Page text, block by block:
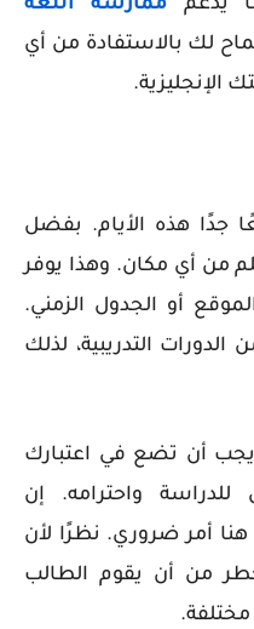
يدعم ممارسة اللغة
لك بالاستفادة من أي
الإنجليزية.
جدًا هذه الأيام. بفضل
من أي مكان. وهذا يوفر
أو الجدول الزمني.
الدورات التدريبية، لذلك
يجب أن تضع في اعتبارك
واحترامه. إن
هنا أمر ضروري. نظرًا لأن
خطر من أن يقوم الطالب
مختلفة.